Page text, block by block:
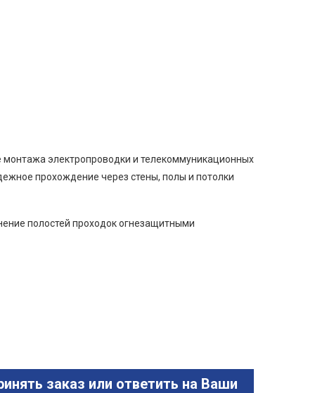
электропроводки и телекоммуникационных
прохождение через стены, полы и потолки
полостей проходок огнезащитными
заказ или ответить на Ваши